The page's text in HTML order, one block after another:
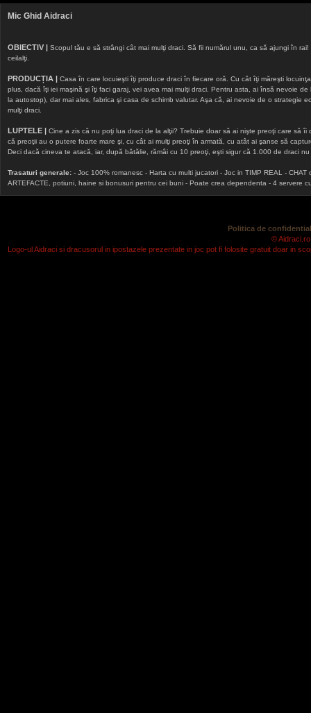
Mic Ghid Aidraci
OBIECTIV | Scopul tău e să strângi cât mai mulţi draci. Să fii numărul unu, ca să ajungi în
ceilalţi.
PRODUCȚIA | Casa în care locuieşti îţi produce draci în fiecare oră. Cu cât îţi măreşti
plus, dacă îţi iei maşină şi îţi faci garaj, vei avea mai mulţi draci. Pentru asta, ai însă nevoie
la autostop), dar mai ales, fabrica şi casa de schimb valutar. Aşa că, ai nevoie de o strategie
mulţi draci.
LUPTELE | Cine a zis că nu poţi lua draci de la alţii? Trebuie doar să ai nişte preoţi care să
că preoţii au o putere foarte mare şi, cu cât ai mulţi preoţi în armată, cu atât ai şanse să
Deci dacă cineva te atacă, iar, după bătălie, rămâi cu 10 preoţi, eşti sigur că 1.000 de draci
Trasaturi generale: - Joc 100% romanesc - Harta cu multi jucatori - Joc in TIMP REAL -
ARTEFACTE, potiuni, haine si bonusuri pentru cei buni - Poate crea dependenta - 4 servere
Politica de
©
Logo-ul Aidraci si dracusorul in ipostazele prezentate in joc pot fi folosite gratuit doar in